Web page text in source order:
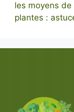
les moyens
plantes :